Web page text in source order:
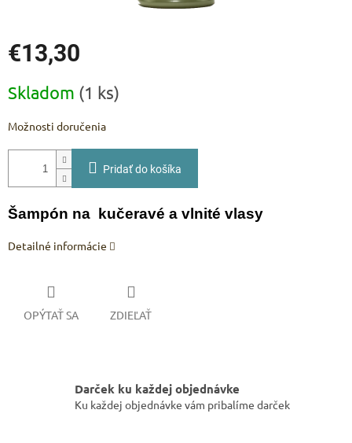
€13,30
cena:
Skladom (1 ks)
Možnosti doručenia
Pridať do košíka
Šampón na kučeravé a vlnité vlasy
Detailné informácie
OPÝTAŤ SA ZDIEĽAŤ
Darček ku každej objednávke
Ku každej objednávke vám pribalíme darček